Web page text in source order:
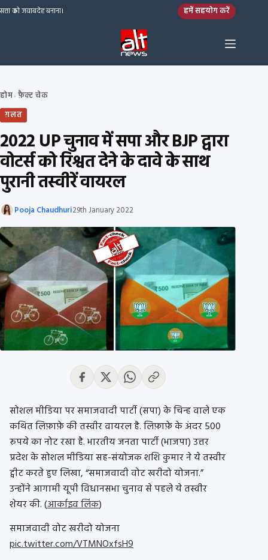
Skip to content
सत्ता को जवाबदेह बनाना। हमें सहयोग करें
होम› फ़ैक्ट चेक
ग़लत
2022 UP चुनाव में सपा और BJP द्वारा
वोटर्स को रिश्वत देने के दावे के साथ
पुरानी तस्वीरें वायरल
Pooja Chaudhuri29th January 2022
सोशल मीडिया पर समाजवादी पार्टी (सपा) के चिन्ह वाले एक
कथित लिफ़ाफ़े की तस्वीर वायरल है. लिफ़ाफ़े के अंदर 500
रुपये का नोट रखा है. भारतीय जनता पार्टी (भाजपा) उत्तर
प्रदेश के सोशल मीडिया सह-संयोजक शशि कुमार ने ये तस्वीर
ट्वीट करते हुए लिखा, “समाजवादी वोट खरीदो योजना.”
उन्होंने आगामी यूपी विधानसभा चुनाव से पहले ये तस्वीर
शेयर की. (आर्काइव लिंक)
समाजवादी वोट खरीदो योजना
pic.twitter.com/VTMNOxfsH9